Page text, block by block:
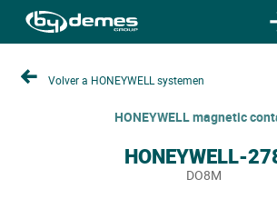
Volver a HONEYWELL systemen
HONEYWELL magnetic
HONEYWELL-
DO8M